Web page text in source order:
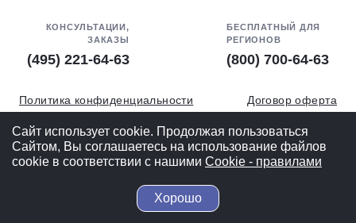
КОНСУЛЬТАЦИИ,
ЗАКАЗЫ
(495) 221-64-63
БЕСПЛАТНЫЙ ДЛЯ
РЕГИОНОВ
(800) 700-64-63
Политика конфиденциальности
Договор оферта
Обработка персональных данных
СОУТ
Полная версия
© 2004-2026 ВелоСклад.ру - более 20 лет радуем Вас!
Сайт использует cookie. Продолжая пользоваться
Сайтом, Вы соглашаетесь на использование файлов
cookie в соответствии с нашими Cookiе - правилами
Хорошо